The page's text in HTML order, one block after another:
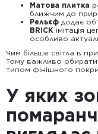
Матова плитка
ближчим до
Рельєф додає
BRICK імітація
особливо
Чим більше світла в
Тому важливо
типом фінішного
У яких